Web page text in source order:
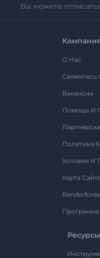
Вы можете
О Нас
Свяжитесь
Вакансии
Помощь И
Политика
Условия И
Карта Сайта
Ресурсы